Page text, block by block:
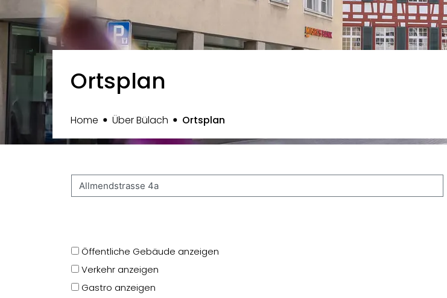
Ortsplan
Home Über Bülach Ortsplan
Öffentliche Gebäude anzeigen
Verkehr anzeigen
Gastro anzeigen